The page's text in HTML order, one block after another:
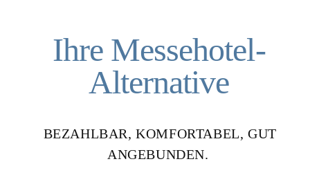
Ihre Messehotel-
Alternative
BEZAHLBAR, KOMFORTABEL, GUT
ANGEBUNDEN.